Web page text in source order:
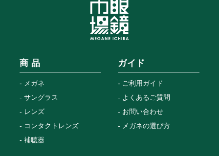
商 品
メガネ
サングラス
レンズ
コンタクトレンズ
補聴器
ガイド
ご利用ガイド
よくあるご質問
お問い合わせ
メガネの選び方